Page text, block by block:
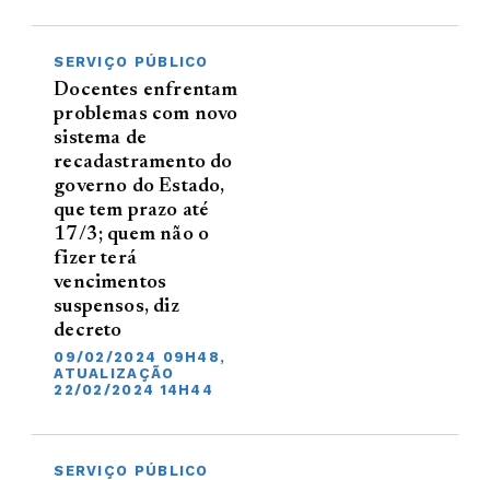
SERVIÇO PÚBLICO
Docentes enfrentam
problemas com novo
sistema de
recadastramento do
governo do Estado,
que tem prazo até
17/3; quem não o
fizer terá
vencimentos
suspensos, diz
decreto
09/02/2024 09H48,
ATUALIZAÇÃO
22/02/2024 14H44
SERVIÇO PÚBLICO